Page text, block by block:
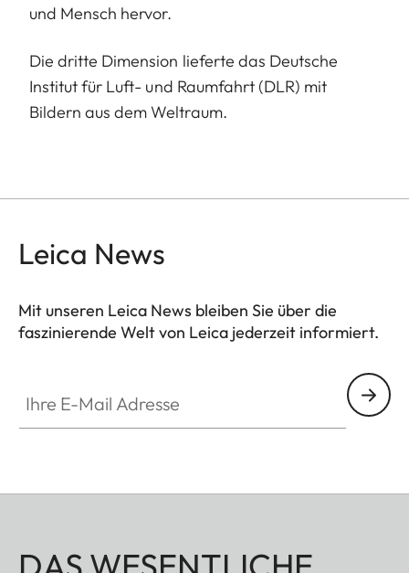
und Mensch hervor.
Die dritte Dimension lieferte das Deutsche
Institut für Luft- und Raumfahrt (DLR) mit
Bildern aus dem Weltraum.
Leica News
Mit unseren Leica News bleiben Sie über die
faszinierende Welt von Leica jederzeit informiert.